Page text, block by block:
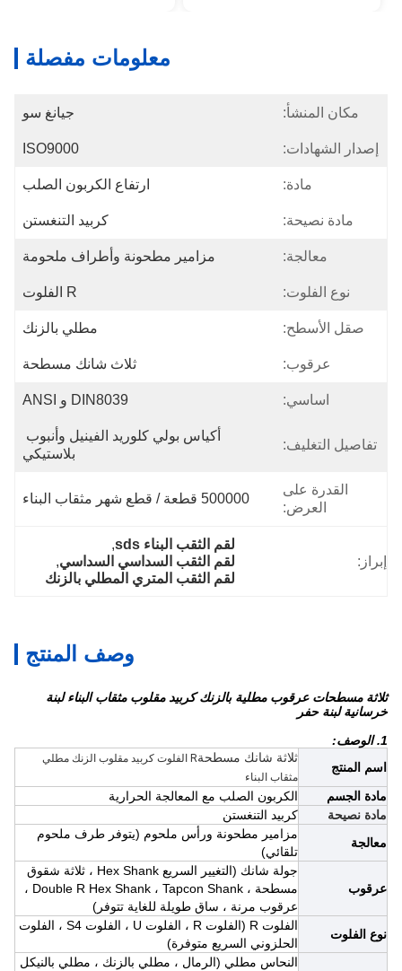
معلومات مفصلة
مكان المنشأ: جيانغ سو
إصدار الشهادات: ISO9000
مادة: ارتفاع الكربون الصلب
مادة نصيحة: كربيد التنغستن
معالجة: مزامير مطحونة وأطراف ملحومة
نوع الفلوت: R الفلوت
صقل الأسطح: مطلي بالزنك
عرقوب: ثلاث شانك مسطحة
اساسي: DIN8039 و ANSI
تفاصيل التغليف:
أكياس بولي كلوريد الفينيل وأنبوب
بلاستيكي
القدرة على
العرض:
500000 قطعة / قطع شهر مثقاب البناء
إبراز:
لقم الثقب البناء sds
,
لقم الثقب السداسي السداسي ,
لقم الثقب المتري المطلي بالزنك
وصف المنتج
ثلاثة مسطحات عرقوب مطلية بالزنك كربيد مقلوب مثقاب البناء لبنة
خرسانية لبنة حفر
اسم المنتج
ثلاثة شانك مسطحة R الفلوت كربيد مقلوب الزنك مطلي
مثقاب البناء
مادة الجسم
الكربون الصلب مع المعالجة الحرارية
مادة نصيحة
كربيد التنغستن
معالجة
مزامير مطحونة ورأس ملحوم (يتوفر طرف ملحوم
تلقائي)
عرقوب
جولة شانك
(التغيير السريع Hex Shank ، ثلاثة شقوق
مسطحة ، Double R Hex Shank ، Tapcon Shank ،
عرقوب مرنة ، ساق طويلة للغاية تتوفر)
نوع الفلوت
الفلوت R (الفلوت R ، الفلوت U ، الفلوت S4 ، الفلوت
الحلزوني السريع متوفرة)
النحاس مطلي (الرمال ، مطلي بالزنك ، مطلي بالنيكل